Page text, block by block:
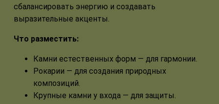
сбалансировать энергию и создавать
выразительные акценты.
Что разместить:
Камни естественных форм — для гармонии.
Рокарии — для создания природных
композиций.
Крупные камни у входа — для защиты.